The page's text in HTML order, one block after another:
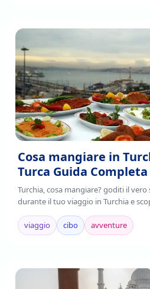
Cosa mangiare in
Turca Guida Completa
Turchia, cosa mangiare? goditi il
durante il tuo viaggio in Turchia e
è il frutto della fusione di tradizioni
mediterranee e asiatiche.
viaggio cibo avventure